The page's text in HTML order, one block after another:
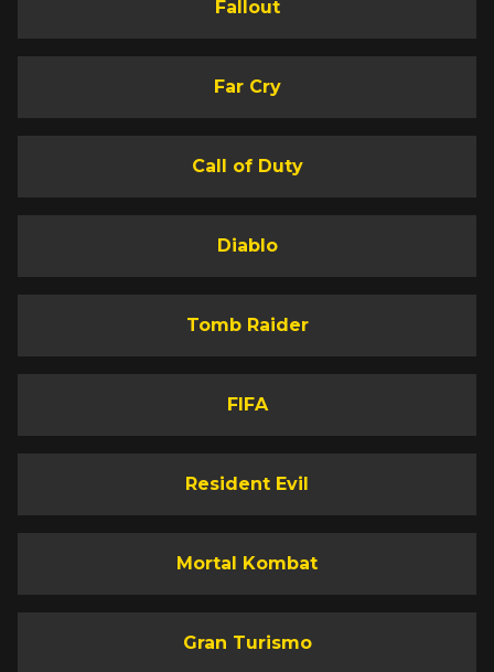
Fallout
Far Cry
Call of Duty
Diablo
Tomb Raider
FIFA
Resident Evil
Mortal Kombat
Gran Turismo